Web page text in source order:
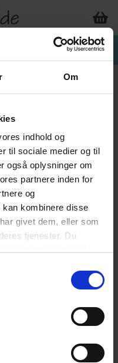
Om
indhold og
til sociale medier og til
også oplysninger om
partnere inden for
og
kombinere disse
givet dem, eller som
tjenester. Du